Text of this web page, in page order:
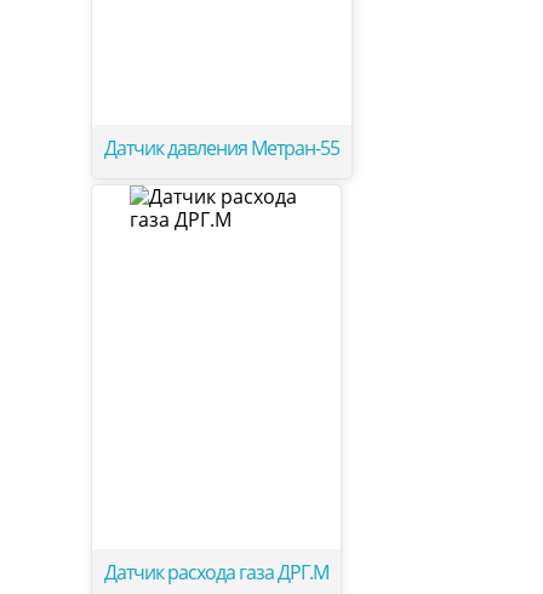
Датчик давления Метран-55
Датчик расхода газа ДРГ.М